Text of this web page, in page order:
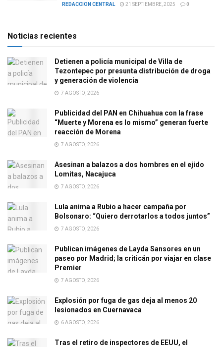
REDACCION CENTRAL 21 SEPTIEMBRE, 2025 0
Noticias recientes
Detienen a policía municipal de Villa de
Tezontepec por presunta distribución de droga
y generación de violencia
7 AGOSTO, 2026
Publicidad del PAN en Chihuahua con la frase
“Muerte y Morena es lo mismo” generan fuerte
reacción de Morena
7 AGOSTO, 2026
Asesinan a balazos a dos hombres en el ejido
Lomitas, Nacajuca
7 AGOSTO, 2026
Lula anima a Rubio a hacer campaña por
Bolsonaro: “Quiero derrotarlos a todos juntos”
7 AGOSTO, 2026
Publican imágenes de Layda Sansores en un
paseo por Madrid; la criticán por viajar en clase
Premier
7 AGOSTO, 2026
Explosión por fuga de gas deja al menos 20
lesionados en Cuernavaca
6 AGOSTO, 2026
Tras el retiro de inspectores de EEUU, el